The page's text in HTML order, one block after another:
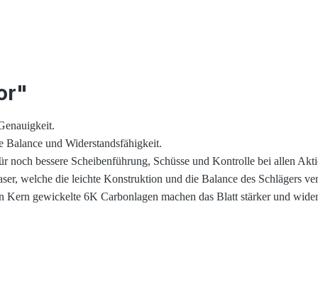
und Widerstandsfähigkeit.
bessere Scheibenführung, Schüsse und Kontrolle bei allen
welche die leichte Konstruktion und die Balance des Schlägers
gewickelte 6K Carbonlagen machen das Blatt stärker und